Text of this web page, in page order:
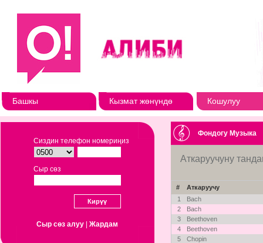
Башкы Кызмат жөнүндө Кошулуу
Сиздин телефон номериңиз
Сыр сөз
Сыр сөз алуу Жардам
Фондогу Музыка
Аткаруучуну
#
Аткаруучу
1
Bach
2
Bach
3
Beethoven
4
Beethoven
5
Chopin